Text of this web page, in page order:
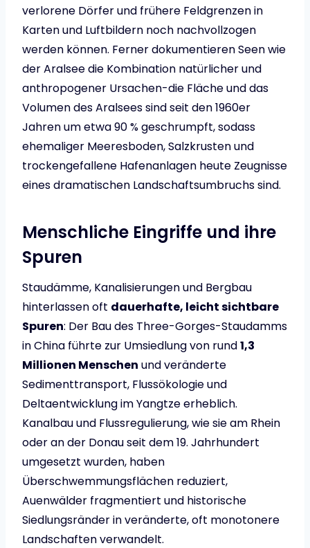
verlorene Dörfer und frühere Feldgrenzen in
Karten und Luftbildern noch nachvollzogen
werden können. Ferner dokumentieren Seen wie
der Aralsee die Kombination natürlicher und
anthropogener Ursachen-die Fläche und das
Volumen des Aralsees sind seit den 1960er
Jahren um etwa 90 % geschrumpft, sodass
ehemaliger Meeresboden, Salzkrusten und
trockengefallene Hafenanlagen heute Zeugnisse
eines dramatischen Landschaftsumbruchs sind.
Menschliche Eingriffe und ihre
Spuren
Staudämme, Kanalisierungen und Bergbau
hinterlassen oft dauerhafte, leicht sichtbare
Spuren: Der Bau des Three-Gorges-Staudamms
in China führte zur Umsiedlung von rund1,3
Millionen Menschen und veränderte
Sedimenttransport, Flussökologie und
Deltaentwicklung im Yangtze erheblich.
Kanalbau und Flussregulierung, wie sie am Rhein
oder an der Donau seit dem 19. Jahrhundert
umgesetzt wurden, haben
Überschwemmungsflächen reduziert,
Auenwälder fragmentiert und historische
Siedlungsränder in veränderte, oft monotonere
Landschaften verwandelt.